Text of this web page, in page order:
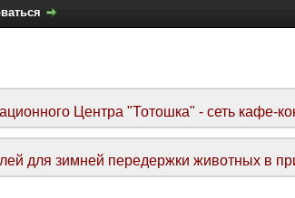
Центра "Тотошка" - сеть кафе-
для зимней передержки животных в